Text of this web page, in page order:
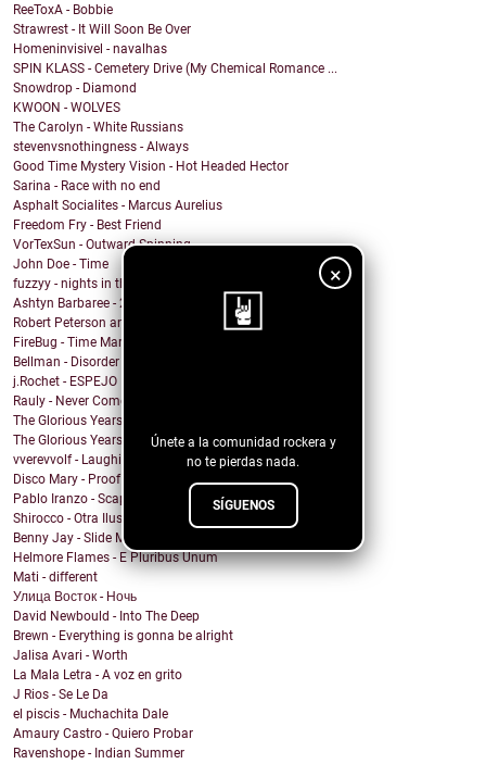
×
Únete a la comunidad rockera y
no te pierdas nada.
SÍGUENOS
ReeToxA - Bobbie
Strawrest - It Will Soon Be Over
Homeninvisivel - navalhas
SPIN KLASS - Cemetery Drive (My Chemical Romance ...
Snowdrop - Diamond
KWOON - WOLVES
The Carolyn - White Russians
stevenvsnothingness - Always
Good Time Mystery Vision - Hot Headed Hector
Sarina - Race with no end
Asphalt Socialites - Marcus Aurelius
Freedom Fry - Best Friend
VorTexSun - Outward Spinning
John Doe - Time
fuzzyy - nights in the basement ft. long beard
Ashtyn Barbaree - 2am Shadow (Piano Version)
Robert Peterson and The Crusade - Of All The World
FireBug - Time Marches On
Bellman - Disorder
j.Rochet - ESPEJO
Rauly - Never Come Back
The Glorious Years - Cosmic Behaviour
The Glorious Years - Sweet Imperfections
vverevvolf - Laughing Til I Cry
Disco Mary - Proof
Pablo Iranzo - Scapegoat (Single Edit)
Shirocco - Otra Ilusión
Benny Jay - Slide My Way
Helmore Flames - E Pluribus Unum
Mati - different
Улица Восток - Ночь
David Newbould - Into The Deep
Brewn - Everything is gonna be alright
Jalisa Avari - Worth
La Mala Letra - A voz en grito
J Rios - Se Le Da
el piscis - Muchachita Dale
Amaury Castro - Quiero Probar
Ravenshope - Indian Summer